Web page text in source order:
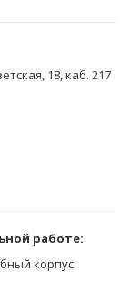
18, каб. 217
работе:
корпус